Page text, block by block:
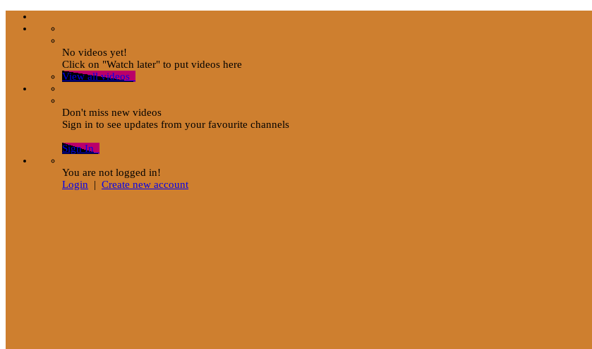
No videos yet!
Click on "Watch later" to put videos here
View all videos
Don't miss new videos
Sign in to see updates from your favourite channels
Sign In
You are not logged in!
Login | Create new account